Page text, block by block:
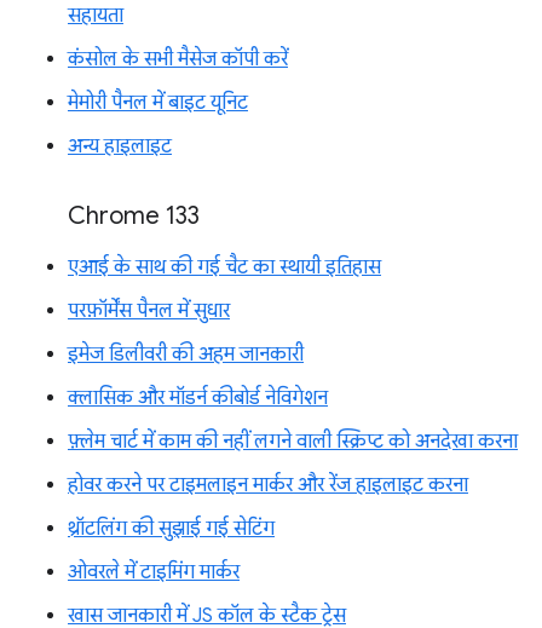
सहायता
कंसोल के सभी मैसेज कॉपी करें
मेमोरी पैनल में बाइट यूनिट
अन्य हाइलाइट
Chrome 133
एआई के साथ की गई चैट का स्थायी इतिहास
परफ़ॉर्मेंस पैनल में सुधार
इमेज डिलीवरी की अहम जानकारी
क्लासिक और मॉडर्न कीबोर्ड नेविगेशन
फ़्लेम चार्ट में काम की नहीं लगने वाली स्क्रिप्ट को अनदेखा करना
होवर करने पर टाइमलाइन मार्कर और रेंज हाइलाइट करना
थ्रॉटलिंग की सुझाई गई सेटिंग
ओवरले में टाइमिंग मार्कर
खास जानकारी में JS कॉल के स्टैक ट्रेस